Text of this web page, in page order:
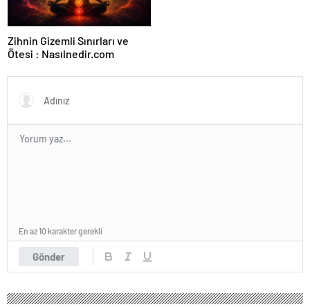
Zihnin Gizemli Sınırları ve
Ötesi : Nasılnedir.com
Gönder
En az 10 karakter gerekli